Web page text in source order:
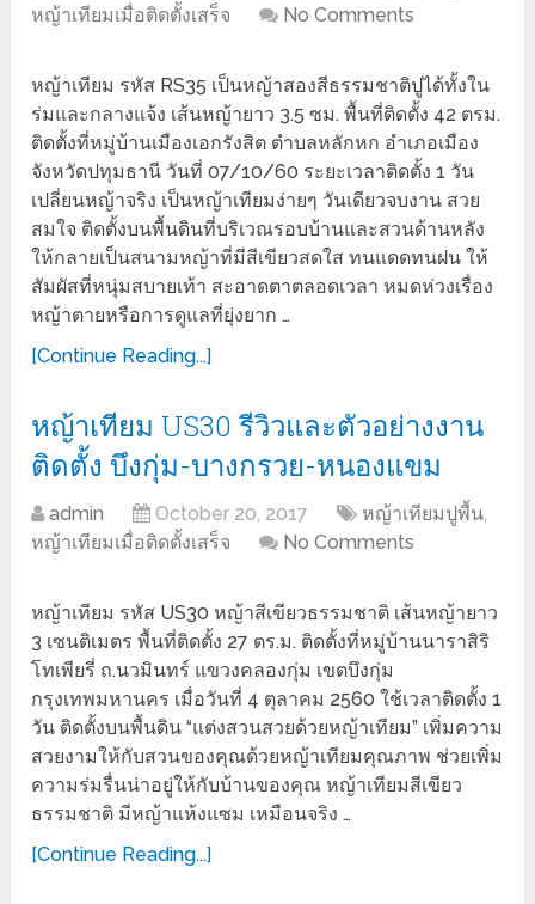
หญ้าเทียมเมื่อติดตั้งเสร็จ
No Comments
หญ้าเทียม รหัส RS35 เป็นหญ้าสองสีธรรมชาติปูได้ทั้งใน
ร่มและกลางแจ้ง เส้นหญ้ายาว 3.5 ซม. พื้นที่ติดตั้ง 42 ตรม.
ติดตั้งที่หมู่บ้านเมืองเอกรังสิต ตำบลหลักหก อำเภอเมือง
จังหวัดปทุมธานี วันที่ 07/10/60 ระยะเวลาติดตั้ง 1 วัน
เปลี่ยนหญ้าจริง เป็นหญ้าเทียมง่ายๆ วันเดียวจบงาน สวย
สมใจ ติดตั้งบนพื้นดินที่บริเวณรอบบ้านและสวนด้านหลัง
ให้กลายเป็นสนามหญ้าที่มีสีเขียวสดใส ทนแดดทนฝน ให้
สัมผัสที่หนุ่มสบายเท้า สะอาดตาตลอดเวลา หมดห่วงเรื่อง
หญ้าตายหรือการดูแลที่ยุ่งยาก …
[Continue Reading...]
หญ้าเทียม US30 รีวิวและตัวอย่างงาน
ติดตั้ง บึงกุ่ม-บางกรวย-หนองแขม
admin October 20, 2017 หญ้าเทียมปูพื้น,
หญ้าเทียมเมื่อติดตั้งเสร็จ
No Comments
หญ้าเทียม รหัส US30 หญ้าสีเขียวธรรมชาติ เส้นหญ้ายาว
3 เซนติเมตร พื้นที่ติดตั้ง 27 ตร.ม. ติดตั้งที่หมู่บ้านนาราสิริ
โทเพียรี่ ถ.นวมินทร์ แขวงคลองกุ่ม เขตบึงกุ่ม
กรุงเทพมหานคร เมื่อวันที่ 4 ตุลาคม 2560 ใช้เวลาติดตั้ง 1
วัน ติดตั้งบนพื้นดิน “แต่งสวนสวยด้วยหญ้าเทียม” เพิ่มความ
สวยงามให้กับสวนของคุณด้วยหญ้าเทียมคุณภาพ ช่วยเพิ่ม
ความร่มรื่นน่าอยู่ให้กับบ้านของคุณ หญ้าเทียมสีเขียว
ธรรมชาติ มีหญ้าแห้งแซม เหมือนจริง …
[Continue Reading...]